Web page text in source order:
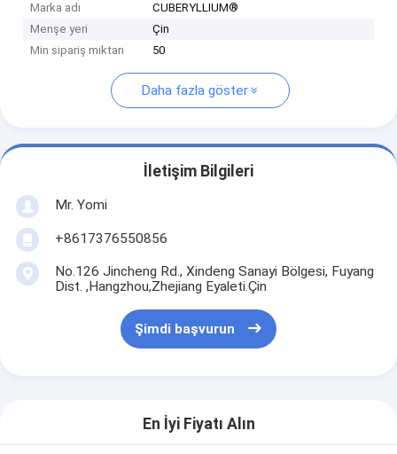
Marka adı
CUBERYLLIUM®
Menşe yeri
Çin
Min sipariş miktarı
50
Daha fazla göster
İletişim Bilgileri
Mr. Yomi
+8617376550856
No.126 Jincheng Rd., Xindeng Sanayi Bölgesi, Fuyang
Dist. ,Hangzhou,Zhejiang Eyaleti.Çin
Şimdi başvurun
En İyi Fiyatı Alın